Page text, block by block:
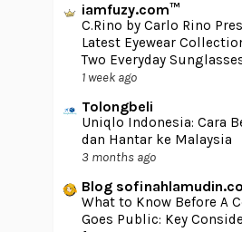
iamfuzy.com™
C.Rino by Carlo Rino
Latest Eyewear
Two Everyday
1 week ago
Tolongbeli
Uniqlo Indonesia: Cara
dan Hantar ke Malaysia
3 months ago
Blog
What to Know Before A
Goes Public: Key